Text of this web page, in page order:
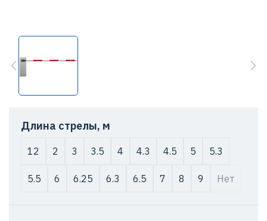
Длина стрелы, м
12 2 3 3.5 4 4.3 4.5 5 5.3
5.5 6 6.25 6.3 6.5 7 8 9 Нет